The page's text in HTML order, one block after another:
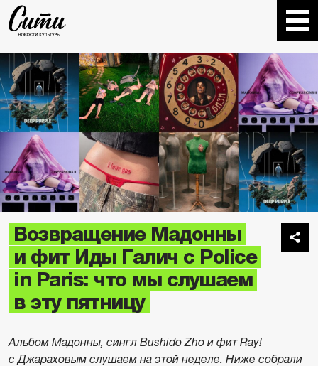
Возвращение Мадонны
и фит Иды Галич с Police
in Paris: что мы слушаем
в эту пятницу
Альбом Мадонны, сингл Bushido Zho и фит Ray!
с Джараховым слушаем на этой неделе. Ниже собрали